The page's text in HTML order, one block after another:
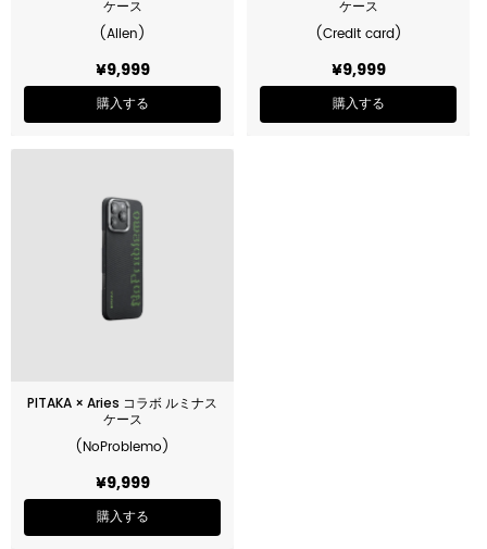
ケース
(Alien)
¥9,999
購入する
ケース
(Credit card)
¥9,999
購入する
PITAKA × Aries コラボ ルミナス
ケース
(NoProblemo)
¥9,999
購入する